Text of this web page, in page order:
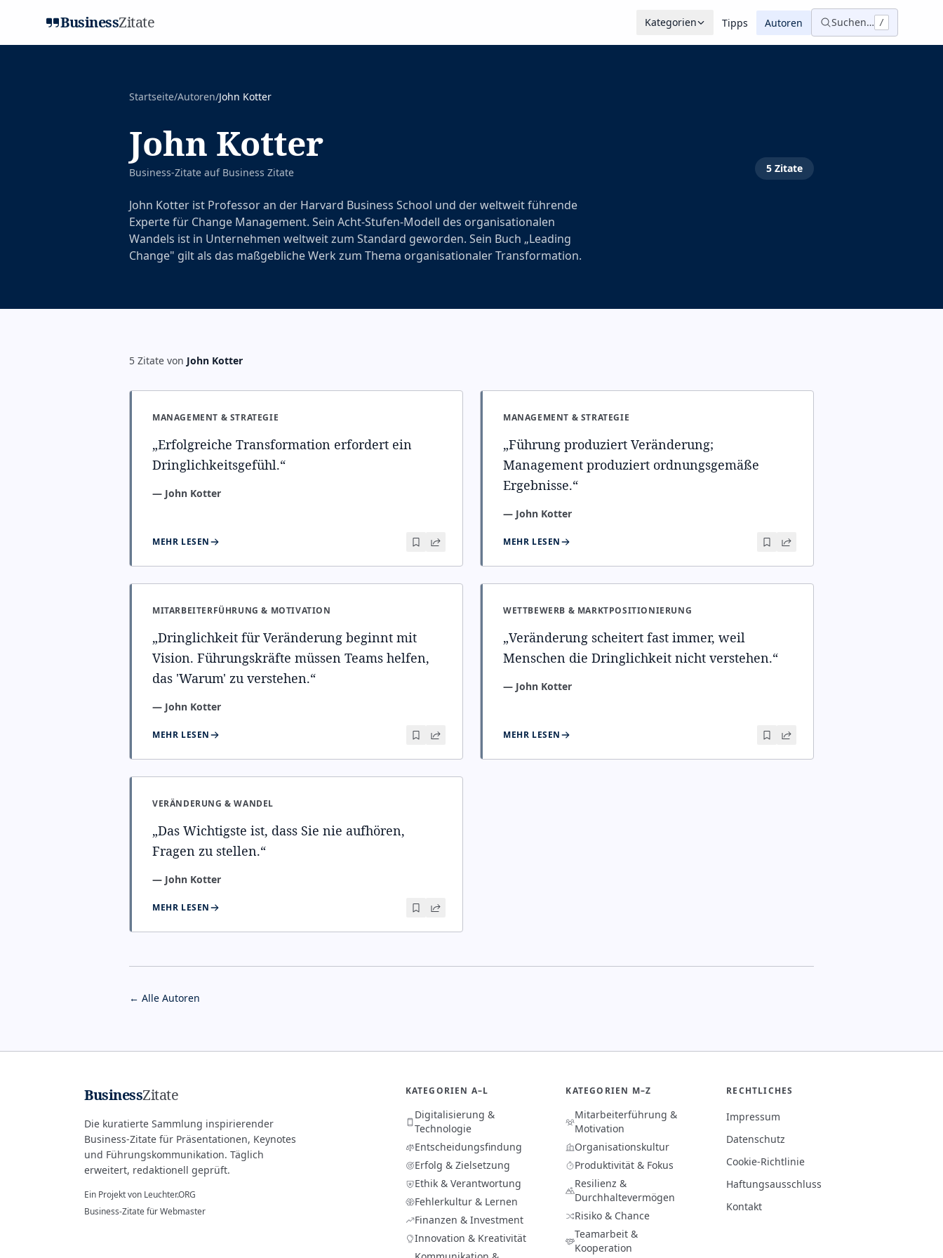
BusinessZitate Kategorien Tipps Autoren Suchen… /
Startseite/Autoren/John Kotter
John Kotter
Business-Zitate auf Business Zitate 5 Zitate
John Kotter ist Professor an der Harvard Business School und der weltweit führende
Experte für Change Management. Sein Acht-Stufen-Modell des organisationalen
Wandels ist in Unternehmen weltweit zum Standard geworden. Sein Buch „Leading
Change" gilt als das maßgebliche Werk zum Thema organisationaler Transformation.
5 Zitate von John Kotter
MANAGEMENT & STRATEGIE
„Erfolgreiche Transformation erfordert ein
Dringlichkeitsgefühl.“
— John Kotter
MEHR LESEN
MANAGEMENT & STRATEGIE
„Führung produziert Veränderung;
Management produziert ordnungsgemäße
Ergebnisse.“
— John Kotter
MEHR LESEN
MITARBEITERFÜHRUNG & MOTIVATION
„Dringlichkeit für Veränderung beginnt mit
Vision. Führungskräfte müssen Teams helfen,
das 'Warum' zu verstehen.“
— John Kotter
MEHR LESEN
WETTBEWERB & MARKTPOSITIONIERUNG
„Veränderung scheitert fast immer, weil
Menschen die Dringlichkeit nicht verstehen.“
— John Kotter
MEHR LESEN
VERÄNDERUNG & WANDEL
„Das Wichtigste ist, dass Sie nie aufhören,
Fragen zu stellen.“
— John Kotter
MEHR LESEN
← Alle Autoren
BusinessZitate
Die kuratierte Sammlung inspirierender
Business-Zitate für Präsentationen, Keynotes
und Führungskommunikation. Täglich
erweitert, redaktionell geprüft.
Ein Projekt von Leuchter.ORG
Business-Zitate für Webmaster
KATEGORIEN A–L
Digitalisierung &
Technologie
Entscheidungsfindung
Erfolg & Zielsetzung
Ethik & Verantwortung
Fehlerkultur & Lernen
Finanzen & Investment
Innovation & Kreativität
KATEGORIEN M–Z
Mitarbeiterführung &
Motivation
Organisationskultur
Produktivität & Fokus
Resilienz &
Durchhaltevermögen
Risiko & Chance
Teamarbeit &
Kooperation
RECHTLICHES
Impressum
Datenschutz
Cookie-Richtlinie
Haftungsausschluss
Kontakt